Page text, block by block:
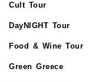
Cult Tour
DayNIGHT Tour
Food & Wine Tour
Green Greece